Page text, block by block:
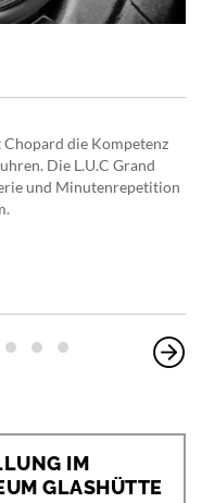
die Kompetenz
Die L.U.C Grand
und Minutenrepetition
IM
GLASHÜTTE